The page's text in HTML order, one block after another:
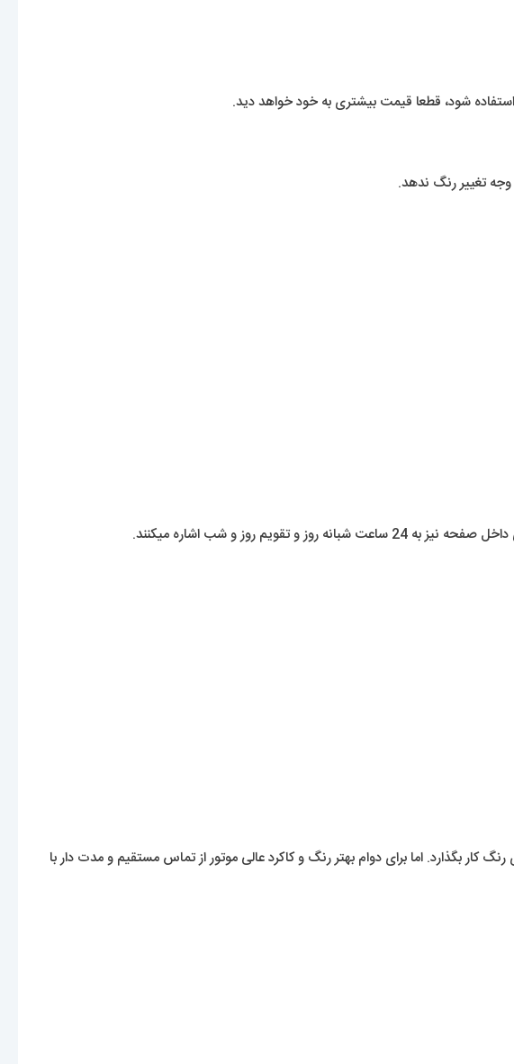
تغییر رنگ ندهد.
روز و شب اشاره میکنند.
کار بگذارد. اما برای دوام بهتر رنگ و کاکرد عالی موتور از تماس مستقیم و مدت دار با